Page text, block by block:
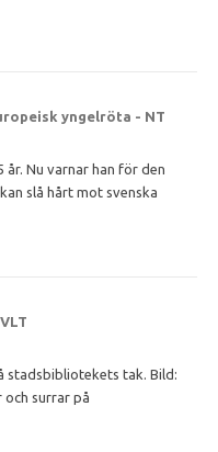
yngelröta - NT
år. Nu varnar han för den
slå hårt mot svenska
stadsbibliotekets tak. Bild:
och surrar på